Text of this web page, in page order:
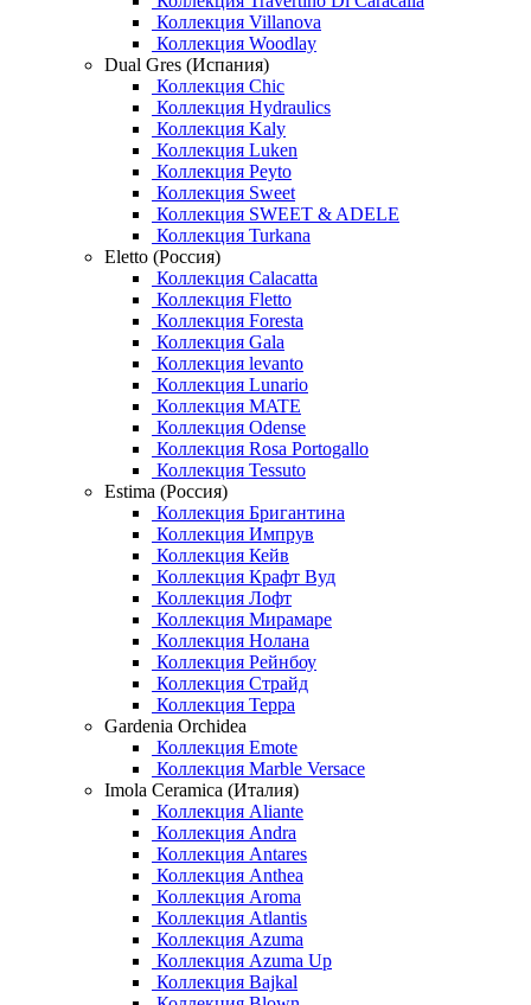
Коллекция Villanova
Коллекция Woodlay
Dual Gres (Испания)
Коллекция Chic
Коллекция Hydraulics
Коллекция Kaly
Коллекция Luken
Коллекция Peyto
Коллекция Sweet
Коллекция SWEET & ADELE
Коллекция Turkana
Eletto (Россия)
Коллекция Calacatta
Коллекция Fletto
Коллекция Foresta
Коллекция Gala
Коллекция levanto
Коллекция Lunario
Коллекция MATE
Коллекция Odense
Коллекция Rosa Portogallo
Коллекция Tessuto
Estima (Россия)
Коллекция Бригантина
Коллекция Импрув
Коллекция Кейв
Коллекция Крафт Вуд
Коллекция Лофт
Коллекция Мирамаре
Коллекция Нолана
Коллекция Рейнбоу
Коллекция Страйд
Коллекция Терра
Gardenia Orchidea
Коллекция Emote
Коллекция Marble Versace
Imola Ceramica (Италия)
Коллекция Aliante
Коллекция Andra
Коллекция Antares
Коллекция Anthea
Коллекция Aroma
Коллекция Atlantis
Коллекция Azuma
Коллекция Azuma Up
Коллекция Bajkal